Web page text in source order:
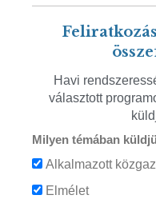
Havi
választott
Milyen témában
Alkalmazott
Elmélet